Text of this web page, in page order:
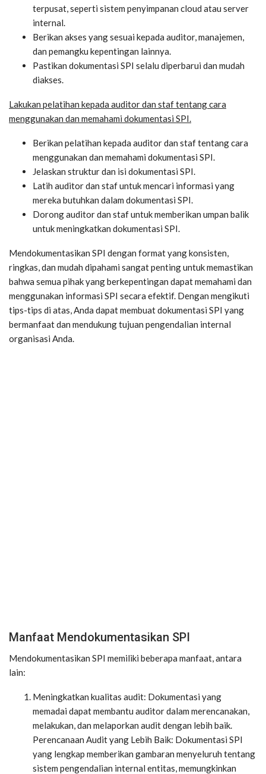
terpusat, seperti sistem penyimpanan cloud atau server
internal.
Berikan akses yang sesuai kepada auditor, manajemen,
dan pemangku kepentingan lainnya.
Pastikan dokumentasi SPI selalu diperbarui dan mudah
diakses.
Lakukan pelatihan kepada auditor dan staf tentang cara
menggunakan dan memahami dokumentasi SPI.
Berikan pelatihan kepada auditor dan staf tentang cara
menggunakan dan memahami dokumentasi SPI.
Jelaskan struktur dan isi dokumentasi SPI.
Latih auditor dan staf untuk mencari informasi yang
mereka butuhkan dalam dokumentasi SPI.
Dorong auditor dan staf untuk memberikan umpan balik
untuk meningkatkan dokumentasi SPI.
Mendokumentasikan SPI dengan format yang konsisten,
ringkas, dan mudah dipahami sangat penting untuk memastikan
bahwa semua pihak yang berkepentingan dapat memahami dan
menggunakan informasi SPI secara efektif. Dengan mengikuti
tips-tips di atas, Anda dapat membuat dokumentasi SPI yang
bermanfaat dan mendukung tujuan pengendalian internal
organisasi Anda.
Manfaat Mendokumentasikan SPI
Mendokumentasikan SPI memiliki beberapa manfaat, antara
lain:
Meningkatkan kualitas audit: Dokumentasi yang
memadai dapat membantu auditor dalam merencanakan,
melakukan, dan melaporkan audit dengan lebih baik.
Perencanaan Audit yang Lebih Baik: Dokumentasi SPI
yang lengkap memberikan gambaran menyeluruh tentang
sistem pengendalian internal entitas, memungkinkan